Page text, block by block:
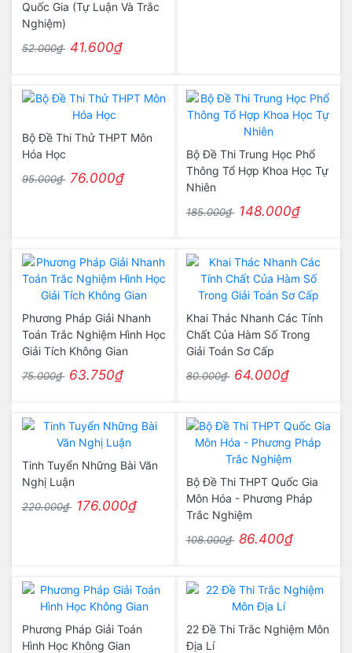
Quốc Gia (Tự Luận Và Trắc
Nghiệm)
52.000₫ 41.600₫
Bộ Đề Thi Thử THPT Môn
Hóa Học
95.000₫ 76.000₫
Bộ Đề Thi Trung Học Phổ
Thông Tổ Hợp Khoa Học Tự
Nhiên
185.000₫ 148.000₫
Phương Pháp Giải Nhanh
Toán Trắc Nghiệm Hình Học
Giải Tích Không Gian
75.000₫ 63.750₫
Khai Thác Nhanh Các Tính
Chất Của Hàm Số Trong
Giải Toán Sơ Cấp
80.000₫ 64.000₫
Tinh Tuyển Những Bài Văn
Nghị Luận
220.000₫ 176.000₫
Bộ Đề Thi THPT Quốc Gia
Môn Hóa - Phương Pháp
Trắc Nghiệm
108.000₫ 86.400₫
Phương Pháp Giải Toán
Hình Học Không Gian
22 Đề Thi Trắc Nghiệm Môn
Địa Lí